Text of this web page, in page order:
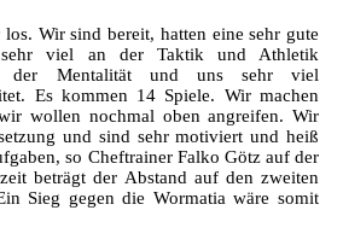
los. Wir sind bereit, hatten eine sehr gute
sehr viel an der Taktik und Athletik
der Mentalität und uns sehr viel
Es kommen 14 Spiele. Wir machen
wollen nochmal oben angreifen. Wir
und sind sehr motiviert und heiß
so Cheftrainer Falko Götz auf der
beträgt der Abstand auf den zweiten
Sieg gegen die Wormatia wäre somit